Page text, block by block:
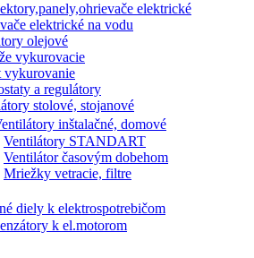
elektrické
elektrické na vodu
olejové
vykurovacie
vykurovanie
a regulátory
stolové, stojanové
inštalačné, domové
Ventilátory STANDART
Ventilátor časovým dobehom
Mriežky vetracie, filtre
diely k elektrospotrebičom
k el.motorom